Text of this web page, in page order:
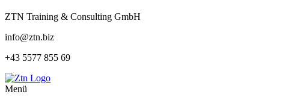
ZTN Training & Consulting GmbH
info@ztn.biz
+43 5577 855 69
Menü